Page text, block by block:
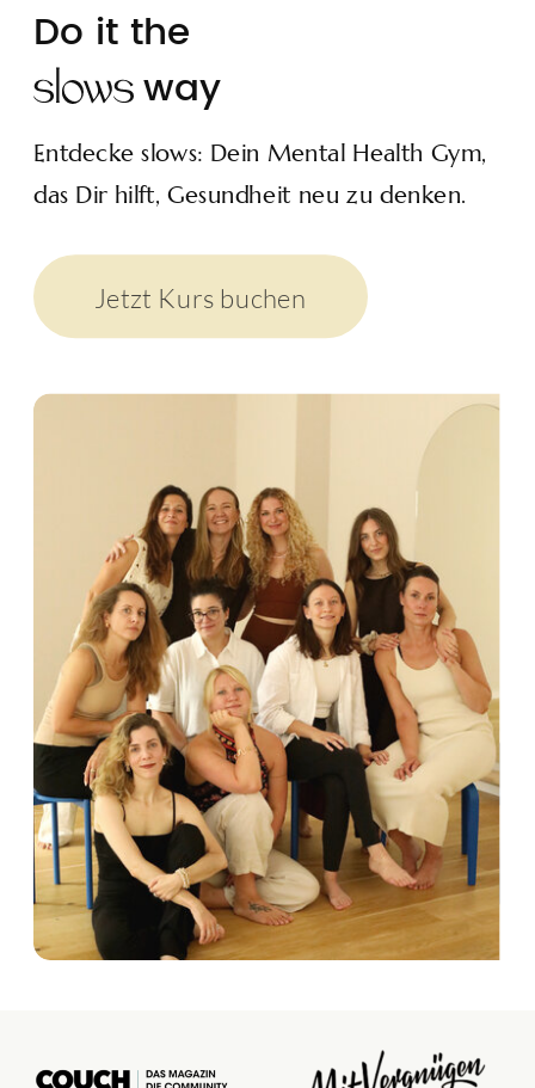
Do it the
way
Entdecke slows: Dein Mental Health Gym,
das Dir hilft, Gesundheit neu zu denken.
Jetzt Kurs buchen